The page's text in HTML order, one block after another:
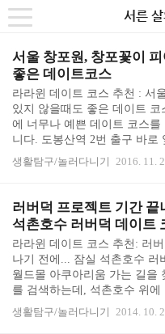
본
문
내
비
카
테
toggle
서른
서울 창포원, 창포꽃이
좋은 데이트코스
라라윈 데이트 코스 추천 : 서
있지 않을때도 좋은 데이트
에 너무나 예쁜 데이트 코스를
니다. 도봉산역 2번 출구 바로
입니다. 한바퀴 산책하고 테이
누기에 참 좋은 곳이었습니다.
니, 출구 바로 앞에 서울 창포
원이 무슨 뜻인지 입구에 있는
꽃(?) 조형물로 금방 알아볼 수
면 아이리스가 만개하는 아름
창포원이 너무 예뻐서, '저 아
다', 라는 부러운 감탄사가 절
다리도 놓여 있고요. 물가의
생활탐구/놀러다니기 2016. 11.
러버덕 프로젝트 기간 끝
석촌호수 러버덕 데이트
라라윈 데이트 코스 추천: 러
나기 전에... 잠실 석촌호수 러
월드몰 아쿠아리움 가는 길을
를 검색하는데, 석촌호수 위에
고 있었습니다. 다음지도 러버
ps.kr/mb2w 오리 너무 귀엽습
생활탐구/놀러다니기 2014. 10.